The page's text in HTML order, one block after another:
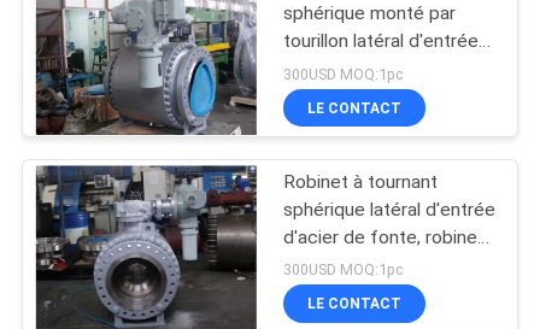
CONTRÔLE
DE
LA
QUALITÉ
CONTACT
BLOG
Robinet à tournant
sphérique
d'extrémité de bride
Robinet à tournant
sphérique monté par
tourillon latéral d'entrée
d'api 607 avec le
déclencheur électrique
300USD MOQ:1pc
LE CONTACT
Robinet à tournant
sphérique latéral d'entrée
d'acier de fonte, robinet
à tournant sphérique
d'extrémité de la bride
150LB
300USD MOQ:1pc
LE CONTACT